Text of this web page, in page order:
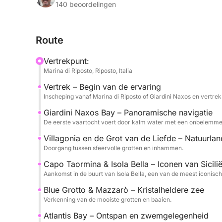
bevoorrecht perspectief.
met verschillende stops om te zwemmen in het
Verder langs de kust bereikt u ook wildere en
authentiekere en meeslepende ervaring.
Aan boord vindt u comfort, drankjes en een
deskundige bemanning die uw dag op zee
Een ideale ervaring voor wie Taormina op een
natuur, zee en vrijheid.
140 beoordelingen
Route
Vertrekpunt:
Marina di Riposto, Riposto, Italia
Vertrek – Begin van de ervaring
Inscheping vanaf Marina di Riposto of Giardini Naxos en
Giardini Naxos Bay – Panoramische navigatie
De eerste vaartocht voert door kalm water met een
Villagonia en de Grot van de Liefde –
Doorgang tussen sfeervolle grotten en inhammen.
Capo Taormina & Isola Bella – Iconen van Sicilië
Aankomst in de buurt van Isola Bella, een van de meest
Blue Grotto & Mazzarò – Kristalheldere zee
Verkenning van de mooiste grotten en baaien.
Atlantis Bay – Ontspan en zwemgelegenheid